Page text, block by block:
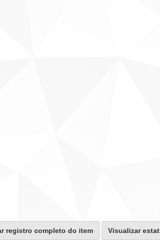
registro completo do item Visualizar